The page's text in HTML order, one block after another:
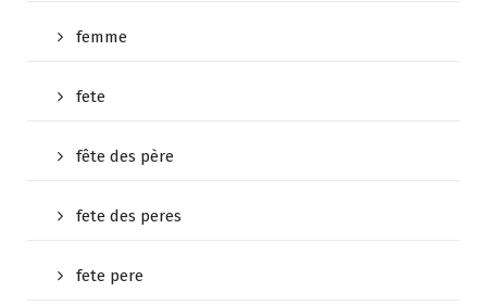
femme
fete
fête des père
fete des peres
fete pere